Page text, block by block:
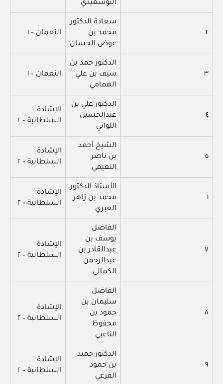
البوسعيدي
٢
سعادة الدكتور
محمد بن
عوض الحسان
النعمان – ١
٣
الدكتور حمد بن
سيف بن علي
الهمامي
النعمان – ١
٤
الدكتور علي بن
عبدالحسين
اللواتي
الإشادة
السلطانية – ٢
٥
الشيخ أحمد
بن ناصر
النعيمي
الإشادة
السلطانية – ٢
٦
الأستاذ الدكتور
محمد بن زاهر
العبري
الإشادة
السلطانية – ٢
٧
الفاضل
يوسف بن
عبدالقادر بن
عبدالرحمن
الكمالي
الإشادة
السلطانية – ٢
٨
الفاضل
سليمان بن
حمود بن
محفوظ
الناعبي
الإشادة
السلطانية – ٢
٩
الدكتور حميد
بن حمود
الفرعي
الإشادة
السلطانية – ٢